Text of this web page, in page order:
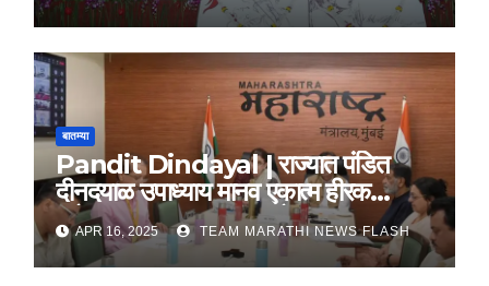
बातम्या
Pandit Dindayal | राज्यात पंडित
दीनदयाळ उपाध्याय मानव एकात्म हीरक
महोत्सव, 22-25 दरम्यान होणार साजरा
APR 16, 2025 TEAM MARATHI NEWS FLASH